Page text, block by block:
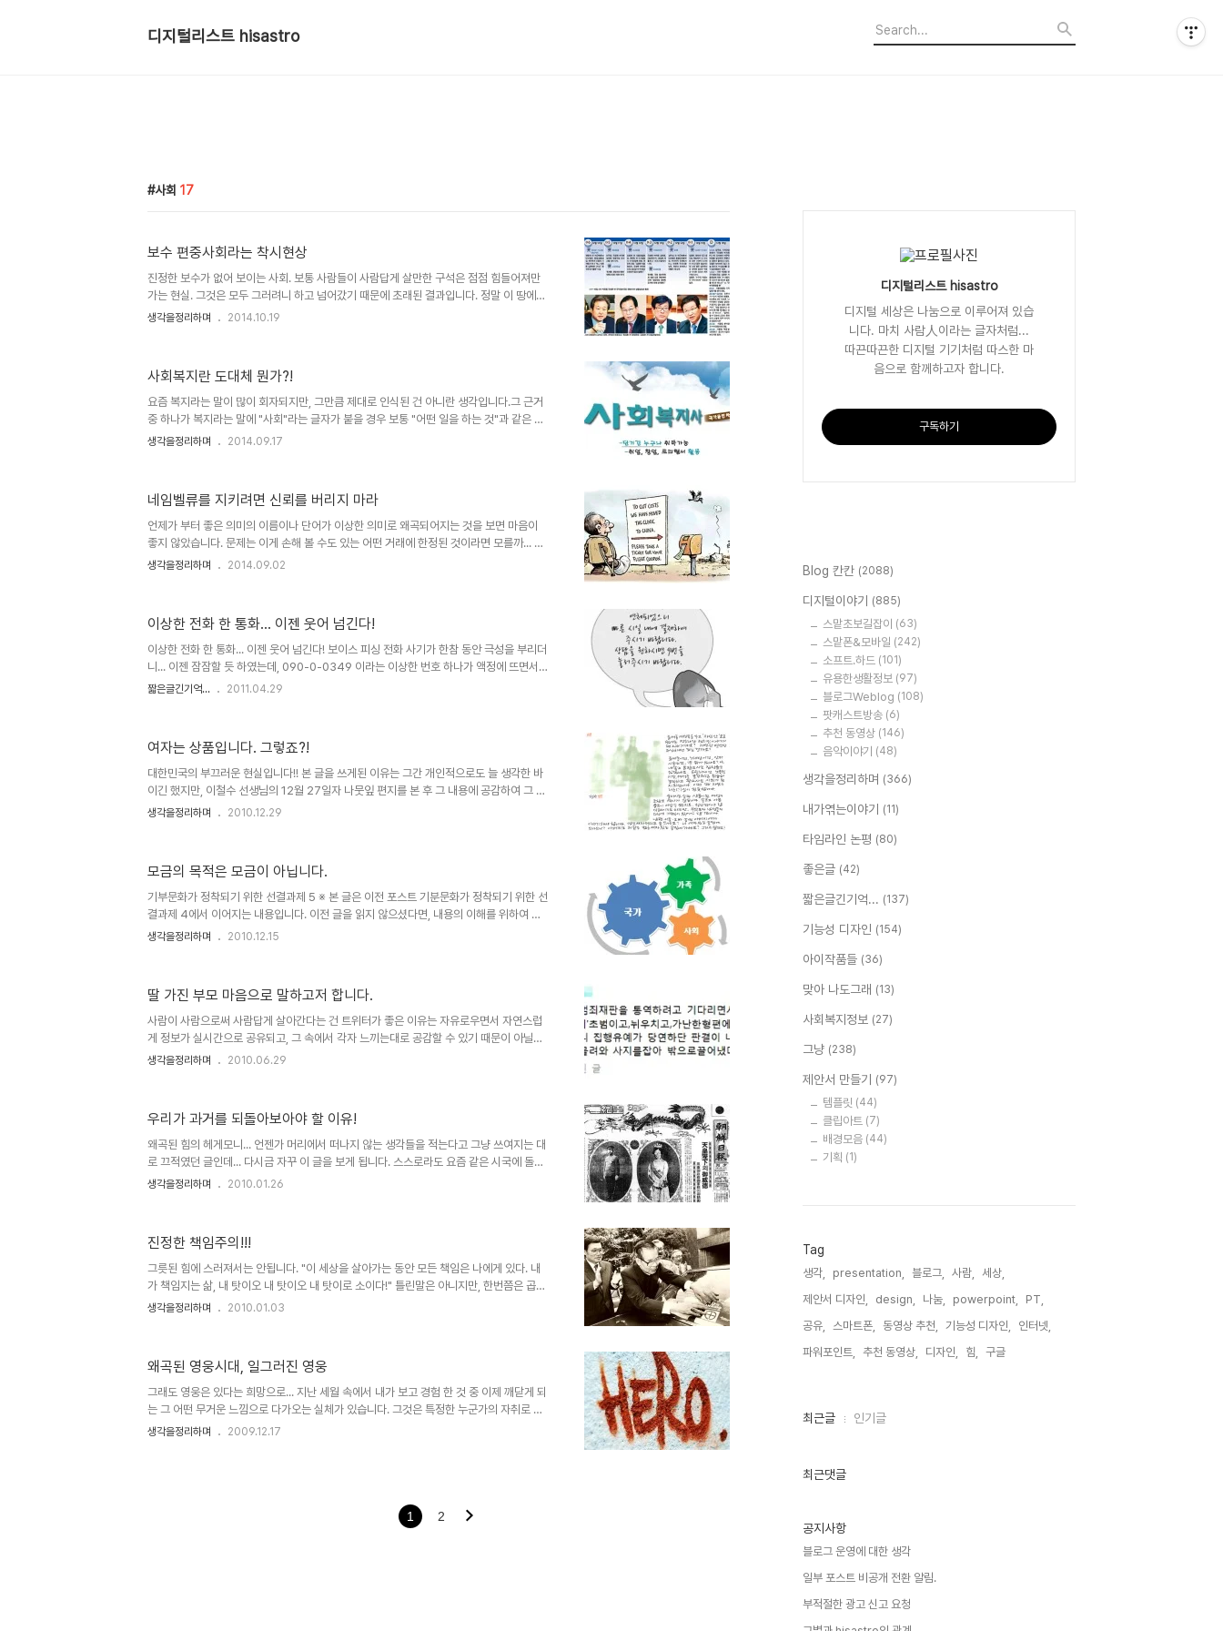
디지털리스트 hisastro
사회 17
보수 편중사회라는 착시현상
진정한 보수가 없어 보이는 사회. 보통 사람들이 사람답게 살만한 구석은 점점 힘들어져만
가는 현실. 그것은 모두 그러려니 하고 넘어갔기 때문에 초래된 결과입니다. 정말 이 땅에
진정한 보수는 없는 걸까요? 표면적으로 비춰지는 모습들은 온통 비상식을 넘은 몰상식이
히 살펴보기로 했습니다. 정말로 두드러져 보이는 것처럼 우리 사회가 그런지... 이미지 출
처: www.mediatoday.co.kr 먼저, 투표 결과에 대한 사항입니다.이미 지난 대선의 포..
생각을정리하며 2014.10.19
사회복지란 도대체 뭔가?!
요즘 복지라는 말이 많이 회자되지만, 그만큼 제대로 인식된 건 아니란 생각입니다.그 근거
중 하나가 복지라는 말에 "사회"라는 글자가 붙을 경우 보통 "어떤 일을 하는 것"과 같은 느
낌을 준다는 건데, 그것도 주는 자와 받는 자로 구분하여 그저 누군가 도와주는 사람으로 가
과했습니다. 95년 논문 준비를 위해 설문조사 했었을 때 일반인들 중 의료보험이나 국민연
금을 복지제도로 이해하는 이들도 많지 않았습니다. 그 때와 비교하면 좀 나아졌다..
생각을정리하며 2014.09.17
네임벨류를 지키려면 신뢰를 버리지 마라
언제가 부터 좋은 의미의 이름이나 단어가 이상한 의미로 왜곡되어지는 것을 보면 마음이
좋지 않았습니다. 문제는 이게 손해 볼 수도 있는 어떤 거래에 한정된 것이라면 모를까... 사
람 잡을 일들까지 아무렇지 않은듯 횡행하고 있다는 겁니다. 이게 쉽게 통할 수 있었던 건
으로 우격 우격 밀어 부친 것에 불과합니다. 한 때 민영화라는 말이 좋게 들리던 시절이 있
었습니다.뭔 말만하면 민영화 민영화... 그렇게 인식된데에는 그만한 원인이 있기도 했지만
나라..
생각을정리하며 2014.09.02
이상한 전화 한 통화... 이젠 웃어 넘긴다!
이상한 전화 한 통화... 이젠 웃어 넘긴다! 보이스 피싱 전화 사기가 한참 동안 극성을 부리더
니... 이젠 잠잠할 듯 하였는데, 090-0-0349 이라는 이상한 번호 하나가 액정에 뜨면서
휴대전화 벨이 울립니다. 전화를 받자 마자 내가 "여보세요"를 하기도 전에 다음과 같은 여
이 되었지만,- 다시 들으니 발음도 영~ 시원찮고... 어설퍼도 너무 어설프다는 생각이 들었
습니다.상담직원이라는 부분에서는 삼성지원이라고 들리기도 합니다. 더구나 저..
짧은글긴기억... 2011.04.29
여자는 상품입니다. 그렇죠?!
대한민국의 부끄러운 현실입니다!! 본 글을 쓰게된 이유는 그간 개인적으로도 늘 생각한 바
이긴 했지만, 이철수 선생님의 12월 27일자 나뭇잎 편지를 본 후 그 내용에 공감하여 그 전
파에 동참하고자 함입니다. 잘못된 분위기와 생각들을 깨쳐야 한다는 생각과 그 생각을 보
들에게 상식?처럼 되어버린 왜곡된 모습들... 이렇게까지 되도록 만든 건 여러가지 원인이
있겠지만 무엇보다도 생각없는 대중들의 무지함과 이를 주도하는 왜곡된 힘들의 저급함 때
문..
생각을정리하며 2010.12.29
모금의 목적은 모금이 아닙니다.
기부문화가 정착되기 위한 선결과제 5 ※ 본 글은 이전 포스트 기분문화가 정착되기 위한 선
결과제 4에서 이어지는 내용입니다. 이전 글을 읽지 않으셨다면, 내용의 이해를 위하여 이
전 포스트를 먼저 읽어보시길 당부드립니다. 제가 이글을 쓰며 우려스러운 건 어느 특정 모
선교활동에 매진하거나 사욕을 채우는 모습은 정말이지 그것이야 말로 안될 일이라고 생각
합니다. 참고 글 ☞ 모금 단체들 - 종교성향 분류 참고기사 ☞ 사회복지공동모금회 비리 꼼
꼼히 들여다보..
생각을정리하며 2010.12.15
딸 가진 부모 마음으로 말하고저 합니다.
사람이 사람으로써 사람답게 살아간다는 건 트위터가 좋은 이유는 자유로우면서 자연스럽
게 정보가 실시간으로 공유되고, 그 속에서 각자 느끼는대로 공감할 수 있기 때문이 아닐까
합니다. 그리고 팔로우(following, follower) 개념은 온라인이 아니었다면 불가능했을 많
에 생각하지 못했던 트위터의 재미와 가능성을 새록 새록 깨달아 가고 있습니다. 140글자
라는 -물론 그 이상의 글자 수도 이제 가능하기도 합니다만- 제한된 표현으로도 다양한 생
각들과 정..
생각을정리하며 2010.06.29
우리가 과거를 되돌아보아야 할 이유!
왜곡된 힘의 헤게모니... 언젠가 머리에서 떠나지 않는 생각들을 적는다고 그냥 쓰여지는 대
로 끄적였던 글인데... 다시금 자꾸 이 글을 보게 됩니다. 스스로라도 요즘 같은 시국에 돌이
켜야 할 것들이 아닌가 하는 생각에서... 진정으로 민중이 눈을 떠야 한다는 간절함으로... 사
다. 이 땅의 암울했던 근대사에 대하여 어줍잖은 지식으로 즉흥적으로 떠오르는 것들을 그
저 나열한 것에 불과하지만... 우리와 우리 후세들이 살아갈 좋은 세상을 위한 마음가..
생각을정리하며 2010.01.26
진정한 책임주의!!!
그릇된 힘에 스러져서는 안됩니다. "이 세상을 살아가는 동안 모든 책임은 나에게 있다. 내
가 책임지는 삶, 내 탓이오 내 탓이오 내 탓이로 소이다!" 틀린말은 아니지만, 한번쯤은 곱씹
어 봐야할 말이라고 생각했습니다. ▲ 故 김수환 추기경님의 내 탓이오 캠페인 활동 모습,
시대와 식민시대, 그리고 독재를 거치며 모든 조건을 지닌자들의 이루기 쉬운 성취들은 그
렇지 못한 민초들과 그환경을 뚫고 힘겹게 올라온 성공한? 소수의 민초들을 옭아매는 방..
생각을정리하며 2010.01.03
왜곡된 영웅시대, 일그러진 영웅
그래도 영웅은 있다는 희망으로... 지난 세월 속에서 내가 보고 경험 한 것 중 이제 깨닫게 되
는 그 어떤 무거운 느낌으로 다가오는 실체가 있습니다. 그것은 특정한 누군가의 자취로 인
하여 세상을 구한다는 등의 신화같은 것이라 할 수 있는데, 마치 그것은 정말 보이지 않는
게 단정지을 수도 있겠지만, 도대체 그런 무시무시한 말이 어떻게 그대로의 진실이 되어..
생각을정리하며 2009.12.17
1 2
디지털리스트 hisastro
디지털 세상은 나눔으로 이루어져 있습
니다. 마치 사람人이라는 글자처럼...
따끈따끈한 디지털 기기처럼 따스한 마
음으로 함께하고자 합니다.
구독하기
Blog 칸칸 (2088)
디지털이야기 (885)
스맡초보길잡이 (63)
스맡폰&모바일 (242)
소프트.하드 (101)
유용한생활정보 (97)
블로그Weblog (108)
팟캐스트방송 (6)
추천 동영상 (146)
음악이야기 (48)
생각을정리하며 (366)
내가엮는이야기 (11)
타임라인 논평 (80)
좋은글 (42)
짧은글긴기억... (137)
기능성 디자인 (154)
아이작품들 (36)
맞아 나도그래 (13)
사회복지정보 (27)
그냥 (238)
제안서 만들기 (97)
템플릿 (44)
클립아트 (7)
배경모음 (44)
기획 (1)
Tag
생각, presentation, 블로그, 사람,
세상,
제안서 디자인,
design, 나눔, powerpoint,
PT,
공유,
스마트폰, 동영상 추천, 기능성 디자인,
인터넷,
파워포인트,
추천 동영상, 디자인, 힘, 구글,
최
인
최근글 인기글
최근댓글
공지사항
블로그 운영에 대한 생각
일부 포스트 비공개 전환 알림.
부적절한 광고 신고 요청